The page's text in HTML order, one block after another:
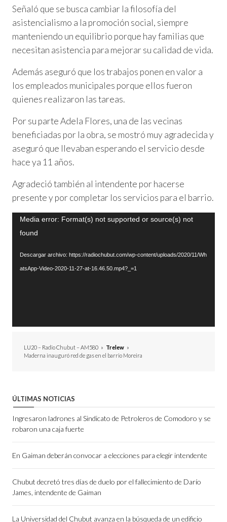
Señaló que se busca cambiar la filosofía del
asistencialismo a la promoción social, siempre
manteniendo un equilibrio porque hay familias que
necesitan asistencia para mejorar su calidad de vida.
Además aseguró que los trabajos ponen en valor a
los empleados municipales porque ellos fueron
quienes realizaron las tareas.
Por su parte Adela Flores, una de las vecinas
beneficiadas por la obra, se mostró muy agradecida y
aseguró que llevaban esperando el servicio desde
hace ya 11 años.
Agradeció también al intendente por hacerse
presente y por completar los servicios para el barrio.
Reproductor
de
Media error: Format(s) not supported or source(s) not
found
Descargar archivo: https://radiochubut.com/wp-content/uploads/2020/11/Wh
atsApp-Video-2020-11-27-at-16.46.50.mp4?_=1
LU20 – Radio Chubut – AM580 » Trelew »
Maderna inauguró red de gas en el barrio Moreira
ÚLTIMAS NOTICIAS
Ingresaron ladrones al Sindicato de Petroleros de Comodoro y se
robaron una caja fuerte
En Gaiman deberán convocar a elecciones para elegir intendente
Chubut decretó tres días de duelo por el fallecimiento de Darío
James, intendente de Gaiman
La Universidad del Chubut avanza en la búsqueda de un edificio